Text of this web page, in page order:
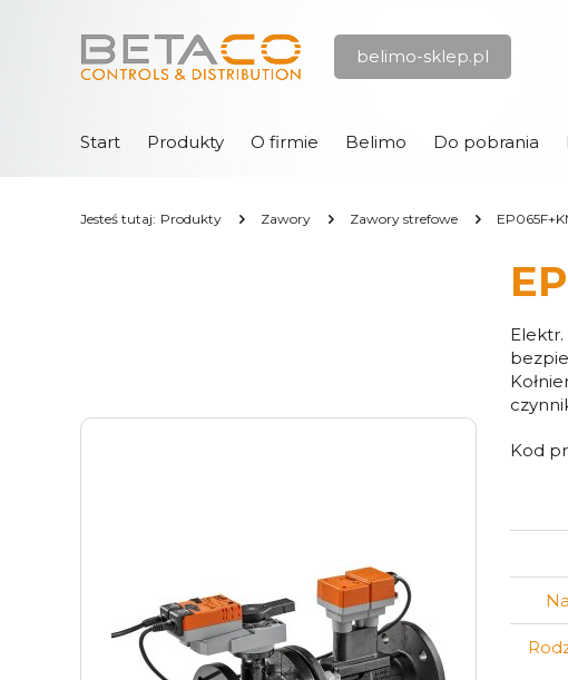
Przejdź
do menu
Przejdź
stopce
belimo-sklep.pl
Start
Produkty O firmie Belimo Do pobrania
Jesteś tutaj: Produkty Zawory Zawory strefowe
Elektr.
Kod